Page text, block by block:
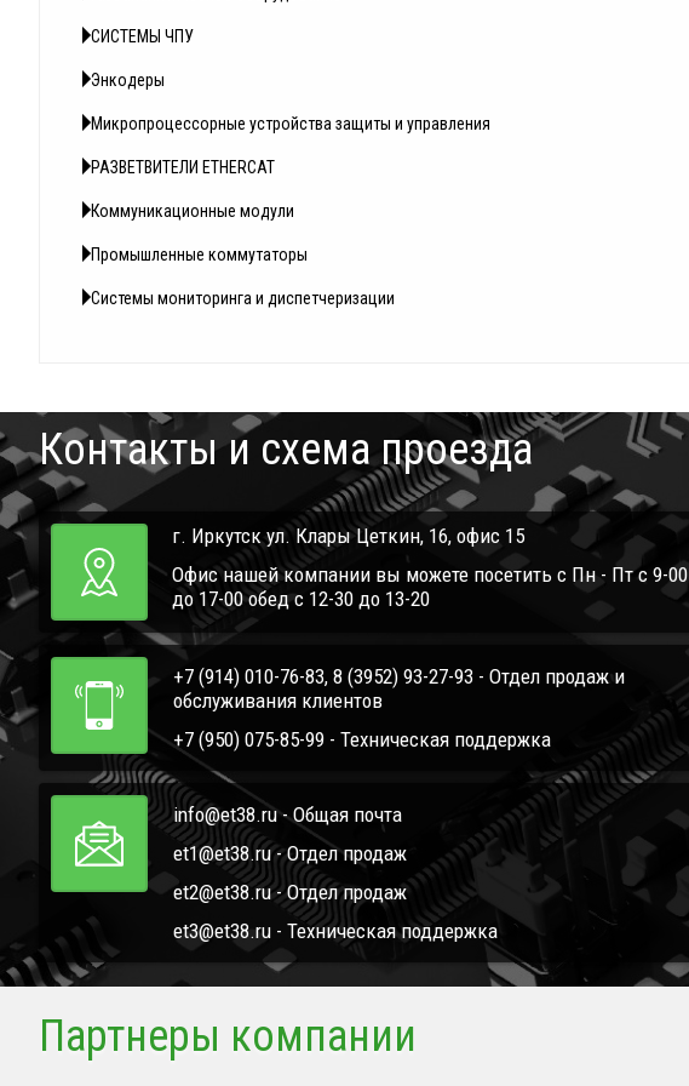
СИСТЕМЫ ЧПУ
Энкодеры
Микропроцессорные устройства защиты и управления
РАЗВЕТВИТЕЛИ ETHERCAT
Коммуникационные модули
Промышленные коммутаторы
Системы мониторинга и диспетчеризации
Контакты и схема проезда
г. Иркутск ул. Клары Цеткин, 16, офис 15
Офис нашей компании вы можете посетить с Пн - Пт с 9-00
до 17-00 обед с 12-30 до 13-20
+7 (914) 010-76-83, 8 (3952) 93-27-93 - Отдел продаж и
обслуживания клиентов
+7 (950) 075-85-99 - Техническая поддержка
info@et38.ru - Общая почта
et1@et38.ru - Отдел продаж
et2@et38.ru - Отдел продаж
et3@et38.ru - Техническая поддержка
Партнеры компании